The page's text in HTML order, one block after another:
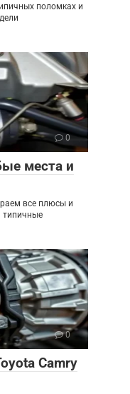
поломках и
0
места и
все плюсы и
типичные
0
Camry